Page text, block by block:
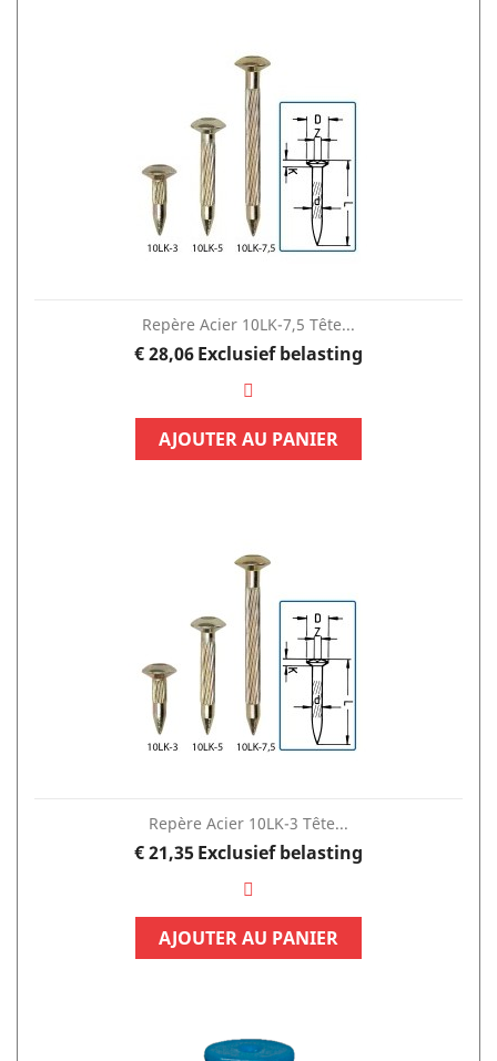
Repère Acier 10LK-7,5 Tête...
Prijs
€ 28,06Exclusief belasting
AJOUTER AU PANIER
Repère Acier 10LK-3 Tête...
Prijs
€ 21,35Exclusief belasting
AJOUTER AU PANIER